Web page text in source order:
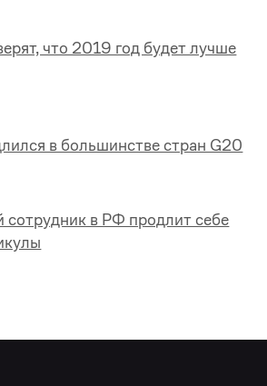
что 2019 год будет лучше
в большинстве стран G20
в РФ продлит себе